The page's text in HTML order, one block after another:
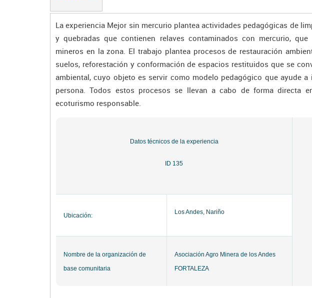
La experiencia Mejor sin mercurio plantea actividades pedagógicas de
y quebradas que contienen relaves contaminados con mercurio,
mineros en la zona. El trabajo plantea procesos de restauración
suelos, reforestación y conformación de espacios restituidos que se
ambiental, cuyo objeto es servir como modelo pedagógico que ayude
persona. Todos estos procesos se llevan a cabo de forma directa
ecoturismo responsable.
Datos técnicos de la experiencia
ID 135
Ubicación: Los Andes, Nariño
Nombre de la organización de
base comunitaria
Asociación Agro Minera de los Andes
FORTALEZA